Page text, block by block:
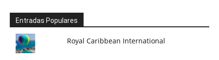
Entradas Populares
Royal Caribbean International